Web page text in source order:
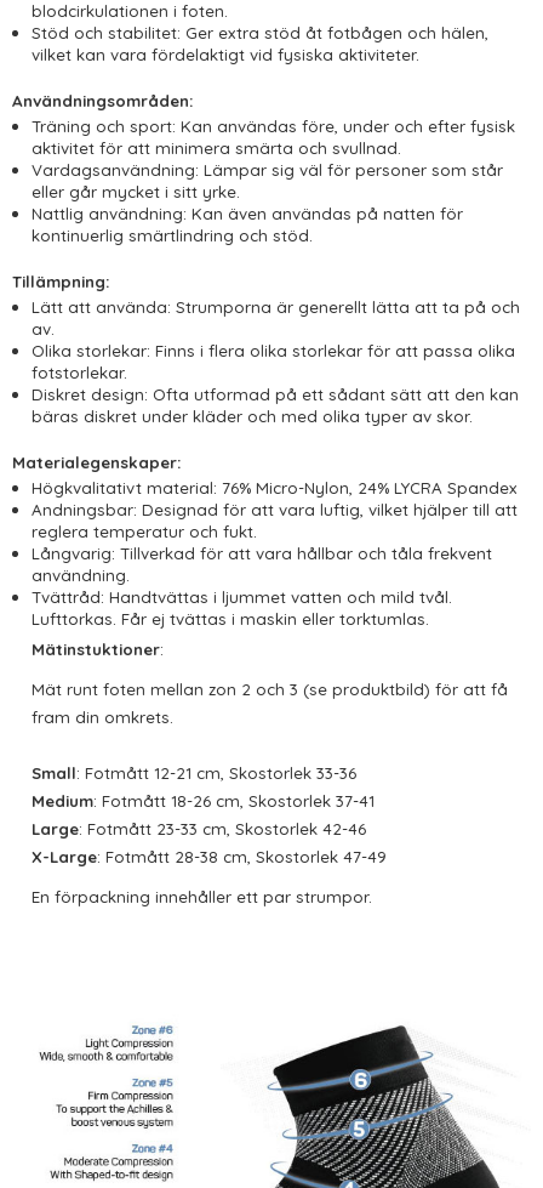
blodcirkulationen i foten.
Stöd och stabilitet: Ger extra stöd åt fotbågen och hälen,
vilket kan vara fördelaktigt vid fysiska aktiviteter.
Användningsområden:
Träning och sport: Kan användas före, under och efter fysisk
aktivitet för att minimera smärta och svullnad.
Vardagsanvändning: Lämpar sig väl för personer som står
eller går mycket i sitt yrke.
Nattlig användning: Kan även användas på natten för
kontinuerlig smärtlindring och stöd.
Tillämpning:
Lätt att använda: Strumporna är generellt lätta att ta på och
av.
Olika storlekar: Finns i flera olika storlekar för att passa olika
fotstorlekar.
Diskret design: Ofta utformad på ett sådant sätt att den kan
bäras diskret under kläder och med olika typer av skor.
Materialegenskaper:
Högkvalitativt material: 76% Micro-Nylon, 24% LYCRA Spandex
Andningsbar: Designad för att vara luftig, vilket hjälper till att
reglera temperatur och fukt.
Långvarig: Tillverkad för att vara hållbar och tåla frekvent
användning.
Tvättråd: Handtvättas i ljummet vatten och mild tvål.
Lufttorkas. Får ej tvättas i maskin eller torktumlas.
Mätinstuktioner:
Mät runt foten mellan zon 2 och 3 (se produktbild) för att få
fram din omkrets.
Small: Fotmått 12-21 cm, Skostorlek 33-36
Medium: Fotmått 18-26 cm, Skostorlek 37-41
Large: Fotmått 23-33 cm, Skostorlek 42-46
X-Large: Fotmått 28-38 cm, Skostorlek 47-49
En förpackning innehåller ett par strumpor.